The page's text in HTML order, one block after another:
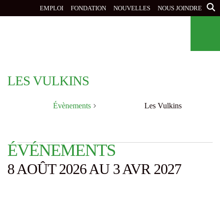
au
EMPLOI FONDATION NOUVELLES NOUS JOINDRE
LES VULKINS
Évènements Les Vulkins
ÉVÈNEMENTS
ÉVÉNEMENTS
8 AOÛT 2026 AU 3 AVR 2027